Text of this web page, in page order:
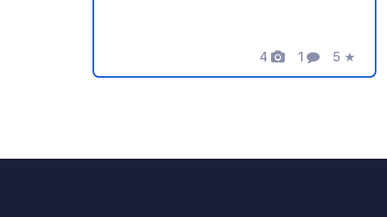
Grillen! - Freie Spende und keine
Provision für den Eigentümer. -
4
Fotos
1
Kommentar
5 ★